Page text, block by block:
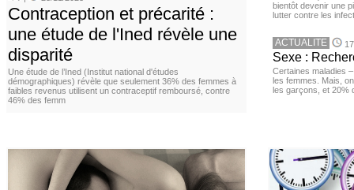
Contraception et précarité :
une étude de l'Ined révèle une
disparité
Une étude de l’Ined (Institut national d'études
démographiques) révèle que seulement 36% des femmes à
faibles revenus utilisent un contraceptif remboursé, contre
46% des femm
bientôt devenir une
lutter contre les
ACTUALITE
Sexe :
Certaines maladies
les femmes. Mais,
les garçons, et 20%